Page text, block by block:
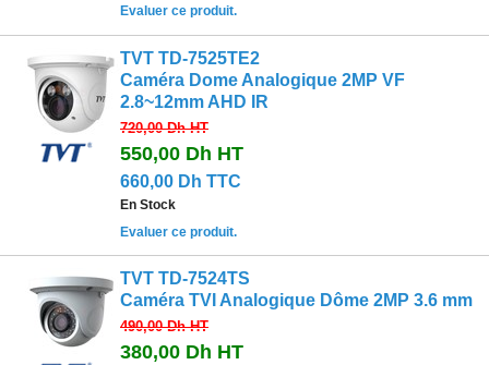
Evaluer ce produit.
TVT TD-7525TE2
Caméra Dome Analogique 2MP VF
2.8~12mm AHD IR
720,00 DhHT
550,00 Dh HT
660,00 Dh TTC
En Stock
Evaluer ce produit.
TVT TD-7524TS
Caméra TVI Analogique Dôme 2MP 3.6 mm
490,00 DhHT
380,00 Dh HT